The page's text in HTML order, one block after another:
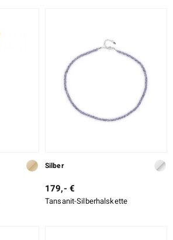
Silber
179,- €
Tansanit-Silberhalskette